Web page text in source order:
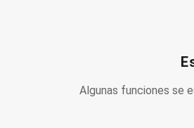
Algunas funciones se